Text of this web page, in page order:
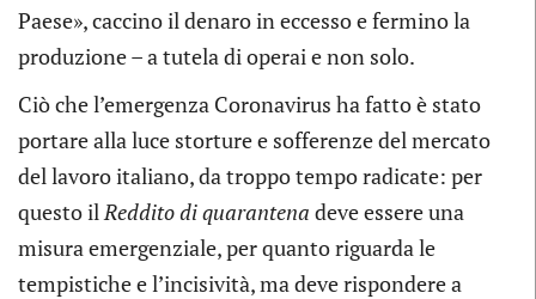
Paese», caccino il denaro in eccesso e fermino la
produzione – a tutela di operai e non solo.
Ciò che l’emergenza Coronavirus ha fatto è stato
portare alla luce storture e sofferenze del mercato
del lavoro italiano, da troppo tempo radicate: per
questo ilReddito di quarantena deve essere una
misura emergenziale, per quanto riguarda le
tempistiche e l’incisività, ma deve rispondere a